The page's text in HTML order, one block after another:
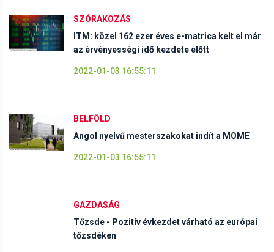
SZÓRAKOZÁS
ITM: közel 162 ezer éves e-matrica kelt el már
az érvényességi idő kezdete előtt
2022-01-03 16:55:11
BELFÖLD
Angol nyelvű mesterszakokat indít a MOME
2022-01-03 16:55:11
GAZDASÁG
Tőzsde - Pozitív évkezdet várható az európai
tőzsdéken